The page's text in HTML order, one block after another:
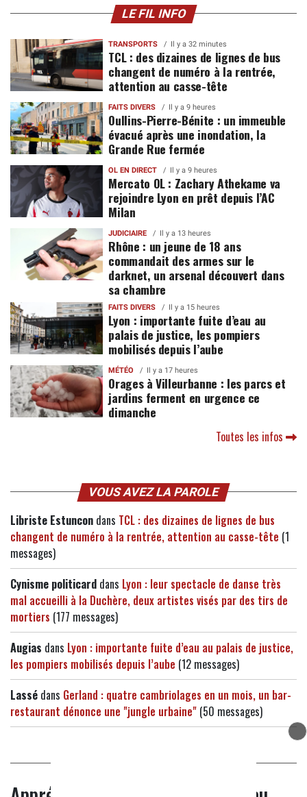
LE FIL INFO
TRANSPORTS Il y a 32 minutes
TCL : des dizaines de lignes de bus
changent de numéro à la rentrée,
attention au casse-tête
FAITS DIVERS Il y a 9 heures
Oullins-Pierre-Bénite : un immeuble
évacué après une inondation, la
Grande Rue fermée
OL EN DIRECT Il y a 9 heures
Mercato OL : Zachary Athekame va
rejoindre Lyon en prêt depuis l’AC
Milan
JUDICIAIRE Il y a 13 heures
Rhône : un jeune de 18 ans
commandait des armes sur le
darknet, un arsenal découvert dans
sa chambre
FAITS DIVERS Il y a 15 heures
Lyon : importante fuite d’eau au
palais de justice, les pompiers
mobilisés depuis l’aube
MÉTÉO Il y a 17 heures
Orages à Villeurbanne : les parcs et
jardins ferment en urgence ce
dimanche
Toutes les infos
VOUS AVEZ LA PAROLE
Libriste Estuncon dans TCL : des dizaines de lignes de bus
changent de numéro à la rentrée, attention au casse-tête (1
messages)
Cynisme politicard dans Lyon : leur spectacle de danse très
mal accueilli à la Duchère, deux artistes visés par des tirs de
mortiers (177 messages)
Augias dans Lyon : importante fuite d’eau au palais de justice,
les pompiers mobilisés depuis l’aube (12 messages)
Lassé dans Gerland : quatre cambriolages en un mois, un bar-
restaurant dénonce une "jungle urbaine" (50 messages)